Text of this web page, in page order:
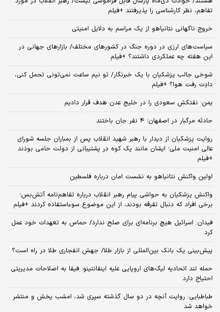
تفاهم، نظر کارشناسی را پذیرفتند +فیلم
خروج ناگهانی نتانیاهو از یک مراسم به دلایل امنیتی
سیاست‌های ارزی در دوره جنگ در کشورهای مختلف/ بازارهای جهانی در
این هفته چه عملکردی داشتند؟ +فیلم
شوخی جالب پزشکیان با یک خبرنگار/ تو نیم ساعت نمی‌تونی تحمل کنی،
دادِت رفت هوا؟ +فیلم
یمن: نفتکش سعودی را در خلیج عدن هدف قرار دادیم
حادثه مرگبار در اصفهان؛ 4 نفر جان باختند
روایت پزشکیان از دیدار با رهبر شهید انقلاب پس از بمباران جلسه شورای
عالی امنیت ملی؛ ایشان مانند یک کوه در پشتیبانی از دولت حامی بودند
+فیلم
اولین واکنش نتانیاهو به نشست امان درباره فلسطین
واکنش پزشکیان به حواشی پیام رهبر انقلاب درباره تفاهم‌نامه آتش‌بس؛
برخی افراد که دنبال تفرقه بودند، از این موضوع سوءاستفاده کردند +فیلم
فیدان: اسرائیل هیچ برنامه‌ای برای صلح ندارد/ حماس به تعهدات خود عمل
کرد
پیش‌بینی یک بانک بین‌المللی از بازار طلا/ جهش انفجاری طلا در راه است؟
حمله تند اتحادیه لیگ‌های اروپایی علیه اینفانتینو: فیفا به اصلاحات مدیریتی
احتیاج دارد
طباطبایی: روایت آنچه در دو سال گذشته سپری شد، امشب پخش و منتشر
خواهد شد